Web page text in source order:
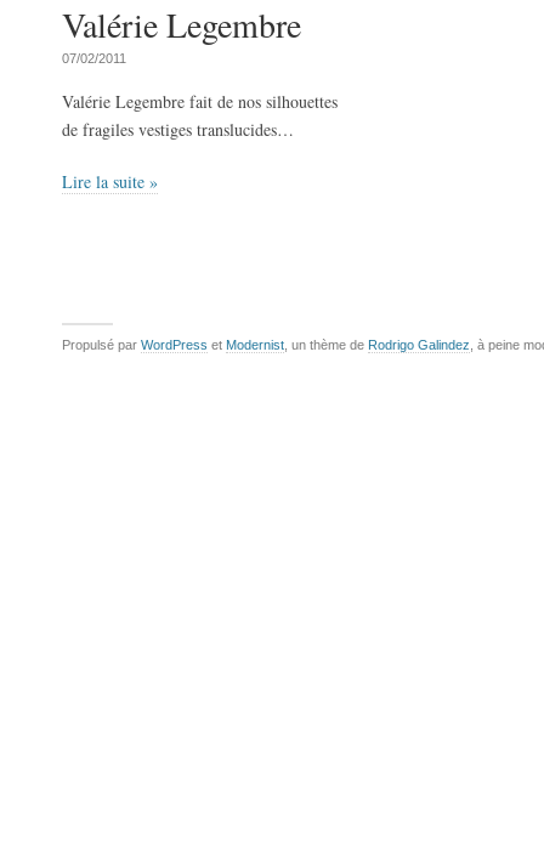
Valérie Legembre
07/02/2011
Valérie Legembre fait de nos silhouettes
de fragiles vestiges translucides…
Lire la suite »
Propulsé par WordPress et Modernist , un thème de Rodrigo Galindez , à peine